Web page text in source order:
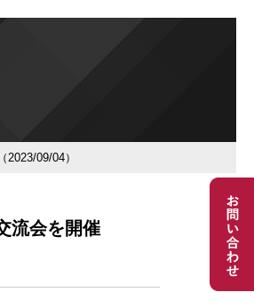
09/04）
流会を開催